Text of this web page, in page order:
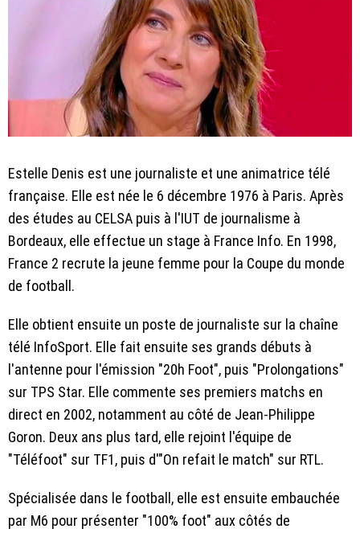
Estelle Denis est une journaliste et une animatrice télé
française. Elle est née le 6 décembre 1976 à Paris. Après
des études au CELSA puis à l'IUT de journalisme à
Bordeaux, elle effectue un stage à France Info. En 1998,
France 2 recrute la jeune femme pour la Coupe du monde
de football.
Elle obtient ensuite un poste de journaliste sur la chaîne
télé InfoSport. Elle fait ensuite ses grands débuts à
l'antenne pour l'émission "20h Foot", puis "Prolongations"
sur TPS Star. Elle commente ses premiers matchs en
direct en 2002, notamment au côté de Jean-Philippe
Goron. Deux ans plus tard, elle rejoint l'équipe de
"Téléfoot" sur TF1, puis d'"On refait le match" sur RTL.
Spécialisée dans le football, elle est ensuite embauchée
par M6 pour présenter "100% foot" aux côtés de